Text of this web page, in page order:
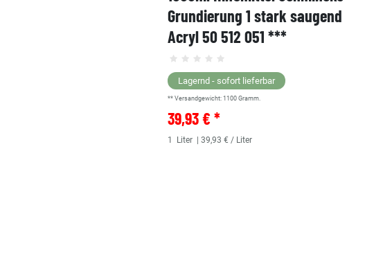
Grundierung 1 stark saugend
Acryl 50 512 051 ***
Lagernd - sofort lieferbar
** Versandgewicht: 1100 Gramm.
39,93 € *
1 Liter | 39,93 € / Liter